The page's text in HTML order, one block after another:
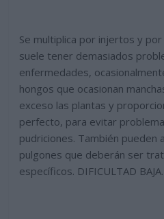
Se multiplica por injertos y
suele tener demasiados
enfermedades,
hongos que ocasionan
exceso las plantas y
perfecto, para evitar
pudriciones. También pueden
pulgones que deberán ser
específicos. DIFICULTAD BAJA.